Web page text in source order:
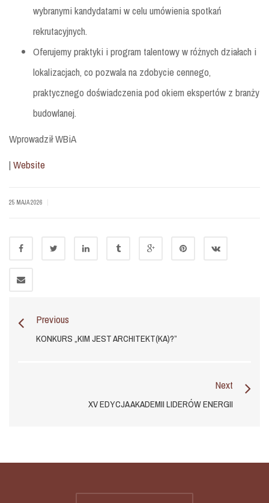
wybranymi kandydatami w celu umówienia spotkań
rekrutacyjnych.
Oferujemy praktyki i program talentowy w różnych działach i
lokalizacjach, co pozwala na zdobycie cennego,
praktycznego doświadczenia pod okiem ekspertów z branży
budowlanej.
Wprowadził WBiA
| Website
25 MAJA 2026
Previous
KONKURS „KIM JEST ARCHITEKT(KA)?”
Next
XV EDYCJA AKADEMII LIDERÓW ENERGII